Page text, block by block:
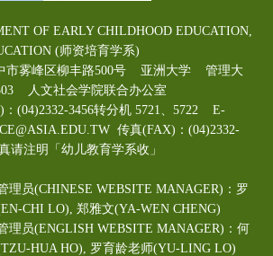
OF EARLY CHILDHOOD EDUCATION,
(师资培育学系)
市雾峰区柳丰路500号 亚洲大学 管理大
人文社会学院联合办公室
：(04)2332-3456转分机 5721、5722 E-
传真(FAX)：(04)2332-
请注明「幼儿教育学系收」
理员(CHINESE WEBSITE MANAGER)：罗
CHI LO) , 郑雅文(YA-WEN CHENG)
理员(ENGLISH WEBSITE MANAGER)：何
HUA HO), 罗育龄老师(YU-LING LO)